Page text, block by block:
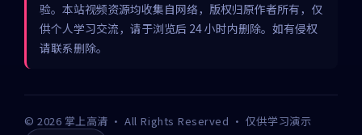
验。本站视频资源均收集自网络，版权归原作者所有，仅
供个人学习交流，请于浏览后 24 小时内删除。如有侵权
请联系删除。
©2026 掌上高清 · All Rights Reserved · 仅供学习演示